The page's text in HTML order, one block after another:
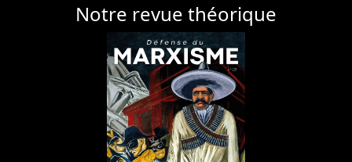
Notre revue théorique